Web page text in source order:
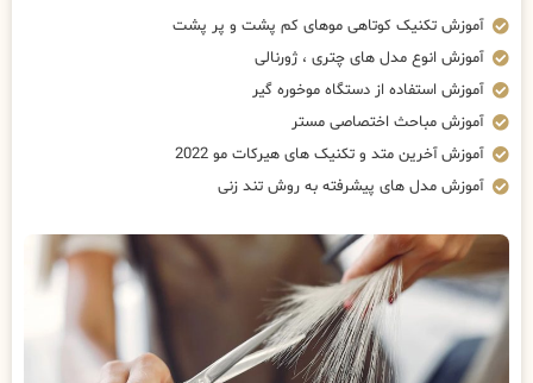
آموزش تکنیک کوتاهی موهای کم پشت و پر پشت
آموزش انوع مدل های چتری ، ژورنالی
آموزش استفاده از دستگاه موخوره گیر
آموزش مباحث اختصاصی مستر
آموزش آخرین متد و تکنیک های هیرکات مو 2022
آموزش مدل های پیشرفته به روش تند زنی